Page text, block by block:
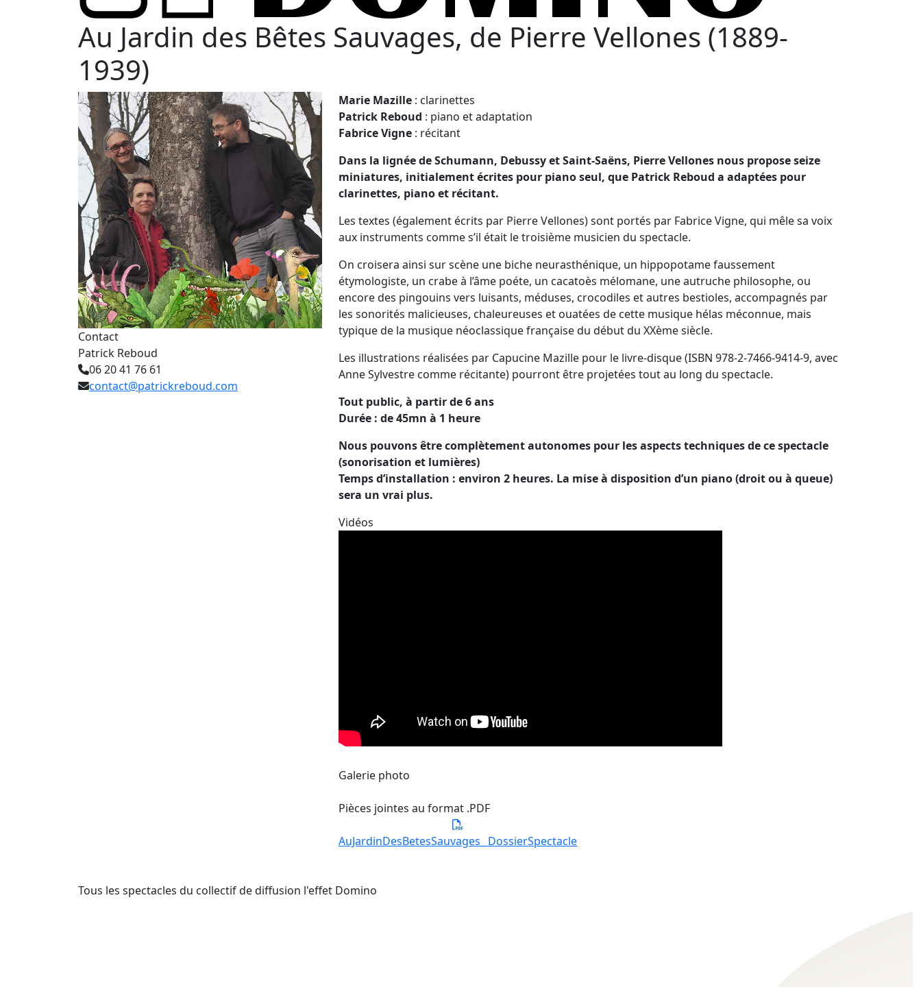
Au Jardin des Bêtes Sauvages, de Pierre Vellones (1889-
1939)
Contact
Patrick Reboud
06 20 41 76 61
contact@patrickreboud.com
Marie Mazille : clarinettes
Patrick Reboud : piano et adaptation
Fabrice Vigne : récitant
Dans la lignée de Schumann, Debussy et Saint-Saëns, Pierre Vellones nous propose seize
miniatures, initialement écrites pour piano seul, que Patrick Reboud a adaptées pour
clarinettes, piano et récitant.
Les textes (également écrits par Pierre Vellones) sont portés par Fabrice Vigne, qui mêle sa voix
aux instruments comme s’il était le troisième musicien du spectacle.
On croisera ainsi sur scène une biche neurasthénique, un hippopotame faussement
étymologiste, un crabe à l’âme poéte, un cacatoès mélomane, une autruche philosophe, ou
encore des pingouins vers luisants, méduses, crocodiles et autres bestioles, accompagnés par
les sonorités malicieuses, chaleureuses et ouatées de cette musique hélas méconnue, mais
typique de la musique néoclassique française du début du XXème siècle.
Les illustrations réalisées par Capucine Mazille pour le livre-disque (ISBN 978-2-7466-9414-9, avec
Anne Sylvestre comme récitante) pourront être projetées tout au long du spectacle.
Tout public, à partir de 6 ans
Durée : de 45mn à 1 heure
Nous pouvons être complètement autonomes pour les aspects techniques de ce spectacle
(sonorisation et lumières)
Temps d’installation : environ 2 heures. La mise à disposition d’un piano (droit ou à queue)
sera un vrai plus.
Vidéos
Galerie photo
Pièces jointes au format .PDF
AuJardinDesBetesSauvages_ DossierSpectacle
Tous les spectacles du collectif de diffusion l'effet Domino